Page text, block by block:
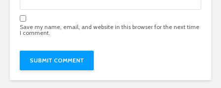
Save my name, email, and website in this browser for the next time
I comment.